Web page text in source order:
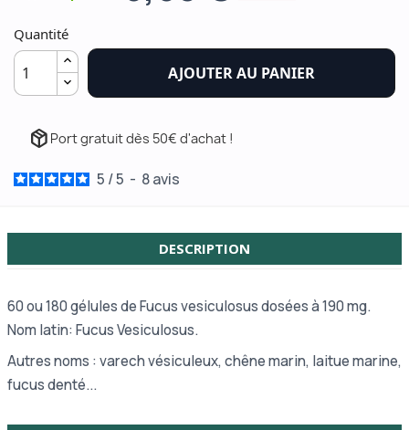
Quantité
AJOUTER AU PANIER
package_2 Port gratuit dès 50€ d'achat !
5 /5 - 8avis
DESCRIPTION
60 ou 180 gélules de Fucus vesiculosus dosées à 190 mg.
Nom latin: Fucus Vesiculosus.
Autres noms : varech vésiculeux, chêne marin, laitue marine,
fucus denté...